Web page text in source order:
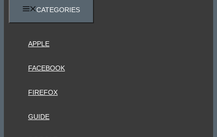
CATEGORIES
APPLE
FACEBOOK
FIREFOX
GUIDE